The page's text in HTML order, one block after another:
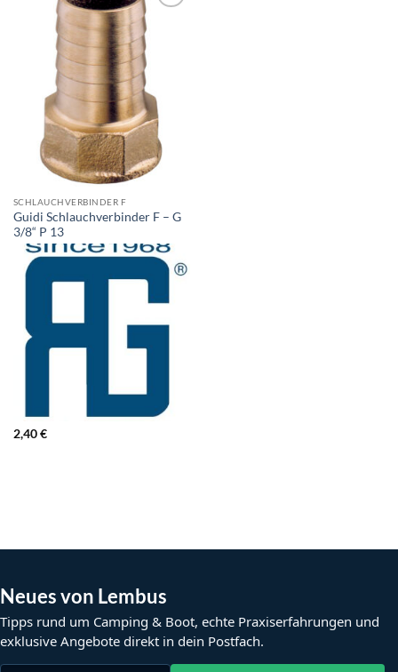
SCHLAUCHVERBINDER F
Guidi Schlauchverbinder F – G
3/8“ P 13
2,40€
Neues von Lembus
Tipps rund um Camping & Boot, echte Praxiserfahrungen und
exklusive Angebote direkt in dein Postfach.